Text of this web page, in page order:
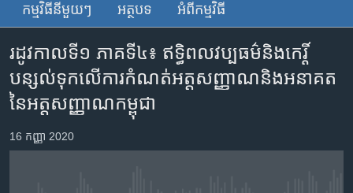
ព័ត៌មាន​​
តែ​
រំលង​
និង​
ហេឡូវីអូអេ
កម្ពុជាច្នៃប្រតិដ្ឋ
ព្រឹត្តិការណ៍ព័ត៌មាន
ទូរទស្សន៍ / វីដេអូ​
វិទ្យុ / ផតខាសថ៍
Spotify
ទទួល​​​សេវា​​​ Podcast
កម្មវិធី​នីមួយៗ អត្ថបទ​ អំពី​កម្មវិធី​
រដូវកាលទី១ ភាគទី៤៖ ឥទ្ធិពល​​វប្បធម៌​និង​​កេរ្តិ៍
បន្សល់ទុក​លើ​ការកំណត់​អត្តសញ្ញាណ​និង​អនាគត​
នៃ​អត្តសញ្ញាណ​កម្ពុជា
16 កញ្ញា 2020